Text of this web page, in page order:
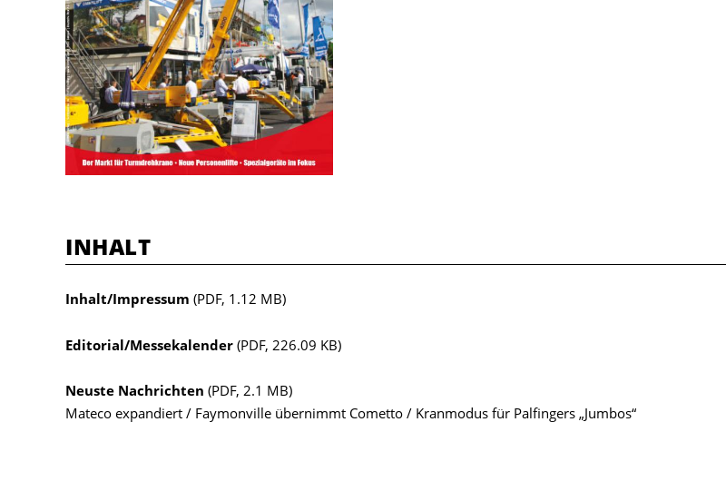
INHALT
Inhalt/Impressum (PDF, 1.12 MB)
Editorial/Messekalender (PDF, 226.09 KB)
Neuste Nachrichten (PDF, 2.1 MB)
Mateco expandiert / Faymonville übernimmt Cometto / Kranmodus für Palfingers „Jumbos“